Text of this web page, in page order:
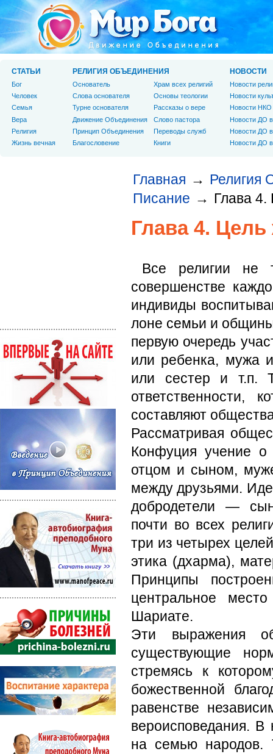
Главная → Религия
Писание → Глава
Глава 4.
Все религии не
совершенстве
индивиды
лоне семьи и
первую очередь
или ребенка, мужа
или сестер и т.п.
ответственности,
составля­ют
Рассматривая
Кон­фуция учение о
отцом и сыном,
между друзьями.
добродетели —
почти во всех
три из четырех
этика (дхарма),
Принципы
центральное
Шариате.
Эти выражения
существующие
стремясь к
божественной
равенстве
вероисповедания.
на семью народов.
СТАТЬИ
Бог
Человек
Cемья
Вера
Религия
Жизнь вечная
РЕЛИГИЯ ОБЪЕДИНЕНИЯ
Основатель
Слова основателя
Турне основателя
Движение Объединения
Принцип Объединения
Благословение
Храм всех религий
Основы теологии
Рассказы о вере
Слово пастора
Переводы служб
Книги
НОВОСТИ
Новости
Новости
Новости НКО
Новости ДО
Новости ДО
Новости ДО